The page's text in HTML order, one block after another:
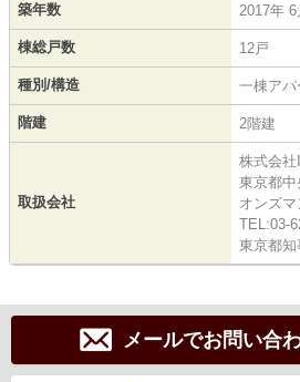
築年数 2017年
棟総戸数 12戸
種別/構造 一棟アパ
階建 2階建
取扱会社
株式会
東京都中
オンズ
TEL:03-
東京都知
メールでお問い合